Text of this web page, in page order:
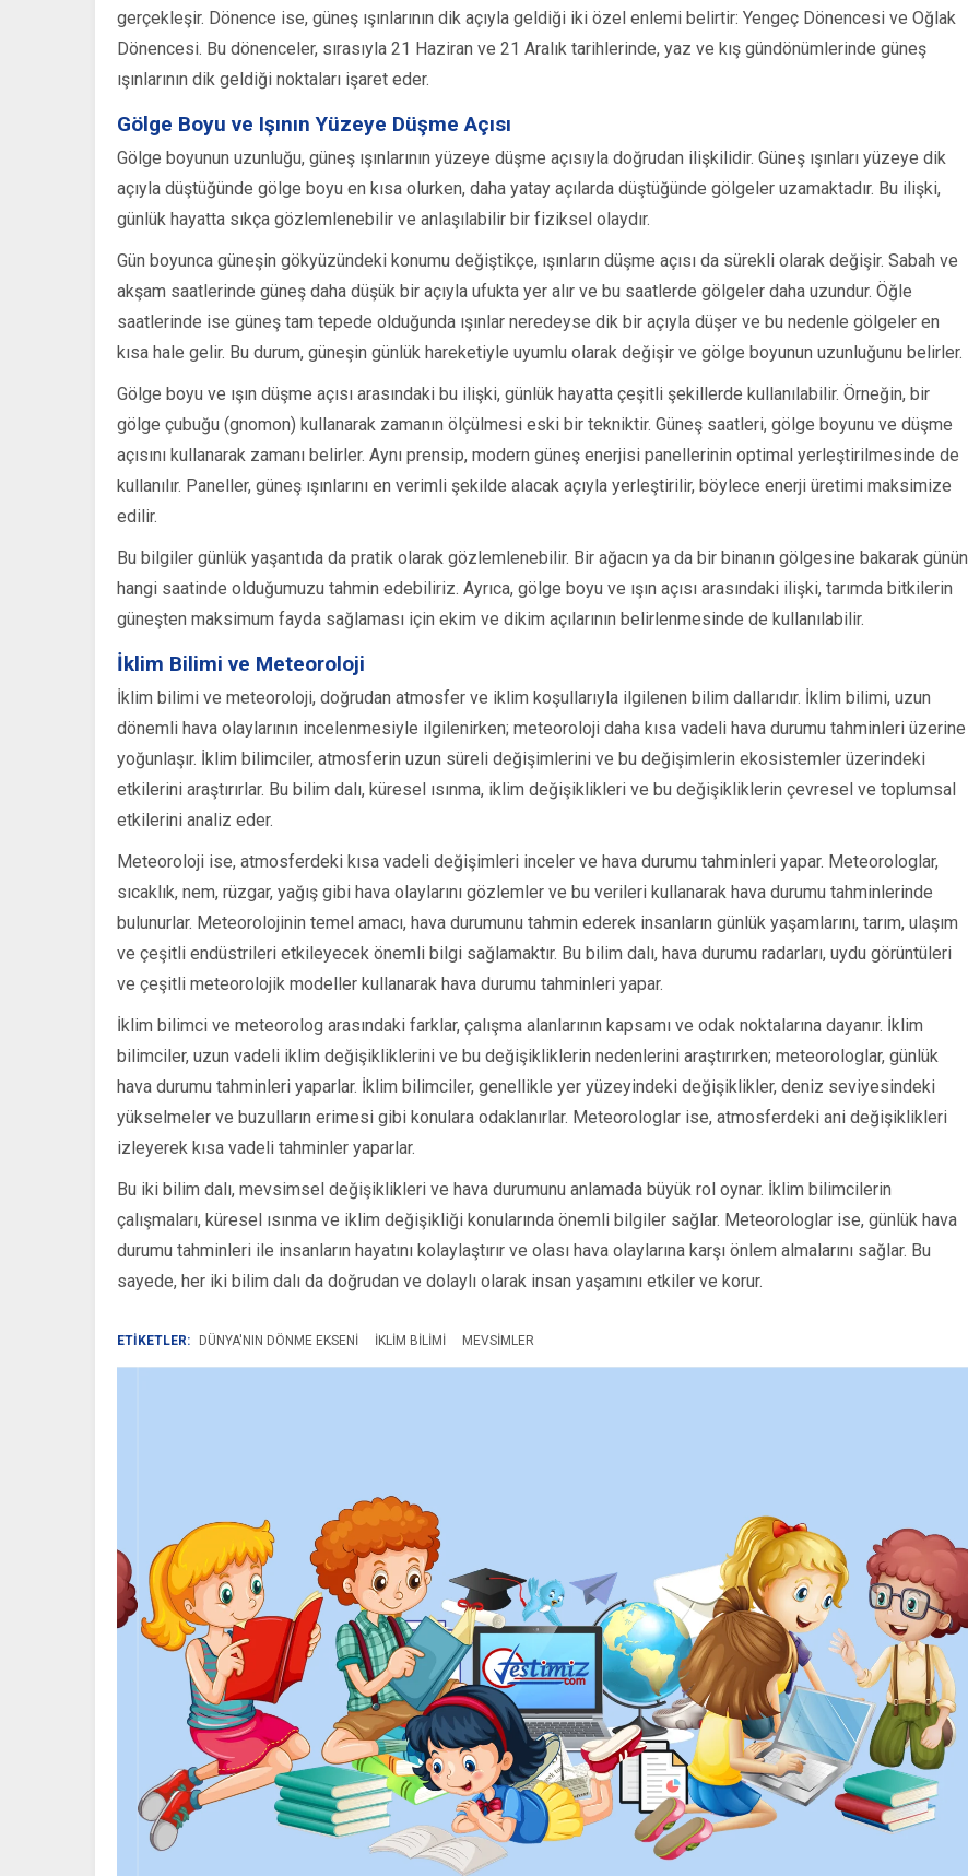
gerçekleşir. Dönence ise, güneş ışınlarının dik açıyla geldiği iki özel enlemi belirtir: Yengeç Dönencesi ve Oğlak
Dönencesi. Bu dönenceler, sırasıyla 21 Haziran ve 21 Aralık tarihlerinde, yaz ve kış gündönümlerinde güneş
ışınlarının dik geldiği noktaları işaret eder.
Gölge Boyu ve Işının Yüzeye Düşme Açısı
Gölge boyunun uzunluğu, güneş ışınlarının yüzeye düşme açısıyla doğrudan ilişkilidir. Güneş ışınları yüzeye dik
açıyla düştüğünde gölge boyu en kısa olurken, daha yatay açılarda düştüğünde gölgeler uzamaktadır. Bu ilişki,
günlük hayatta sıkça gözlemlenebilir ve anlaşılabilir bir fiziksel olaydır.
Gün boyunca güneşin gökyüzündeki konumu değiştikçe, ışınların düşme açısı da sürekli olarak değişir. Sabah ve
akşam saatlerinde güneş daha düşük bir açıyla ufukta yer alır ve bu saatlerde gölgeler daha uzundur. Öğle
saatlerinde ise güneş tam tepede olduğunda ışınlar neredeyse dik bir açıyla düşer ve bu nedenle gölgeler en
kısa hale gelir. Bu durum, güneşin günlük hareketiyle uyumlu olarak değişir ve gölge boyunun uzunluğunu belirler.
Gölge boyu ve ışın düşme açısı arasındaki bu ilişki, günlük hayatta çeşitli şekillerde kullanılabilir. Örneğin, bir
gölge çubuğu (gnomon) kullanarak zamanın ölçülmesi eski bir tekniktir. Güneş saatleri, gölge boyunu ve düşme
açısını kullanarak zamanı belirler. Aynı prensip, modern güneş enerjisi panellerinin optimal yerleştirilmesinde de
kullanılır. Paneller, güneş ışınlarını en verimli şekilde alacak açıyla yerleştirilir, böylece enerji üretimi maksimize
edilir.
Bu bilgiler günlük yaşantıda da pratik olarak gözlemlenebilir. Bir ağacın ya da bir binanın gölgesine bakarak günün
hangi saatinde olduğumuzu tahmin edebiliriz. Ayrıca, gölge boyu ve ışın açısı arasındaki ilişki, tarımda bitkilerin
güneşten maksimum fayda sağlaması için ekim ve dikim açılarının belirlenmesinde de kullanılabilir.
İklim Bilimi ve Meteoroloji
İklim bilimi ve meteoroloji, doğrudan atmosfer ve iklim koşullarıyla ilgilenen bilim dallarıdır. İklim bilimi, uzun
dönemli hava olaylarının incelenmesiyle ilgilenirken; meteoroloji daha kısa vadeli hava durumu tahminleri üzerine
yoğunlaşır. İklim bilimciler, atmosferin uzun süreli değişimlerini ve bu değişimlerin ekosistemler üzerindeki
etkilerini araştırırlar. Bu bilim dalı, küresel ısınma, iklim değişiklikleri ve bu değişikliklerin çevresel ve toplumsal
etkilerini analiz eder.
Meteoroloji ise, atmosferdeki kısa vadeli değişimleri inceler ve hava durumu tahminleri yapar. Meteorologlar,
sıcaklık, nem, rüzgar, yağış gibi hava olaylarını gözlemler ve bu verileri kullanarak hava durumu tahminlerinde
bulunurlar. Meteorolojinin temel amacı, hava durumunu tahmin ederek insanların günlük yaşamlarını, tarım, ulaşım
ve çeşitli endüstrileri etkileyecek önemli bilgi sağlamaktır. Bu bilim dalı, hava durumu radarları, uydu görüntüleri
ve çeşitli meteorolojik modeller kullanarak hava durumu tahminleri yapar.
İklim bilimci ve meteorolog arasındaki farklar, çalışma alanlarının kapsamı ve odak noktalarına dayanır. İklim
bilimciler, uzun vadeli iklim değişikliklerini ve bu değişikliklerin nedenlerini araştırırken; meteorologlar, günlük
hava durumu tahminleri yaparlar. İklim bilimciler, genellikle yer yüzeyindeki değişiklikler, deniz seviyesindeki
yükselmeler ve buzulların erimesi gibi konulara odaklanırlar. Meteorologlar ise, atmosferdeki ani değişiklikleri
izleyerek kısa vadeli tahminler yaparlar.
Bu iki bilim dalı, mevsimsel değişiklikleri ve hava durumunu anlamada büyük rol oynar. İklim bilimcilerin
çalışmaları, küresel ısınma ve iklim değişikliği konularında önemli bilgiler sağlar. Meteorologlar ise, günlük hava
durumu tahminleri ile insanların hayatını kolaylaştırır ve olası hava olaylarına karşı önlem almalarını sağlar. Bu
sayede, her iki bilim dalı da doğrudan ve dolaylı olarak insan yaşamını etkiler ve korur.
ETİKETLER: DÜNYA'NIN DÖNME EKSENI IKLIM BILIMI MEVSIMLER